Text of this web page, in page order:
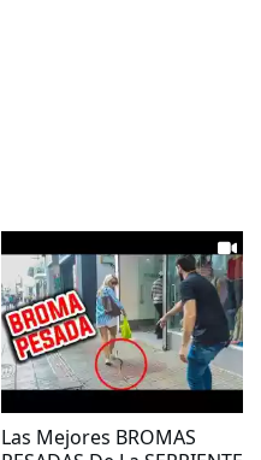
Las Mejores BROMAS